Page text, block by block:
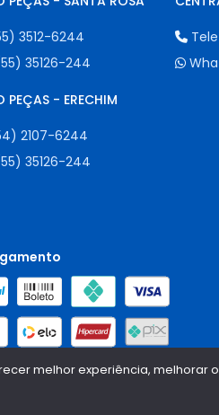
3512-6244
35126-244
PEÇAS - ERECHIM
2107-6244
35126-244
melhor experiência, melhorar